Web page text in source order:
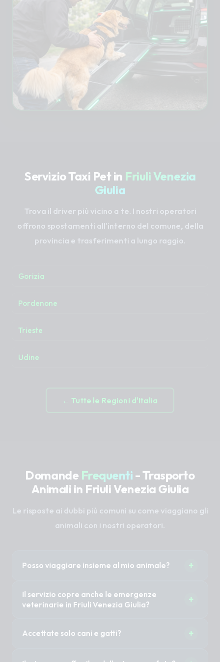
Servizio Taxi Pet in Friuli Venezia
Giulia
Trova il driver più vicino a te. I nostri operatori
offrono spostamenti all'interno del comune, della
provincia e trasferimenti a lungo raggio.
Gorizia
Pordenone
Trieste
Udine
← Tutte le Regioni d'Italia
Domande Frequenti - Trasporto
Animali in Friuli Venezia Giulia
Le risposte ai dubbi più comuni su come viaggiano gli
animali con i nostri operatori.
Posso viaggiare insieme al mio animale? +
possono accompagnare il proprio animale
prenotazione per organizzare i posti a sedere.
Il servizio copre anche le emergenze
veterinarie in Friuli Venezia Giulia?
+
abbiamo sirene mediche). Tuttavia, previa
Accettate solo cani e gatti? +